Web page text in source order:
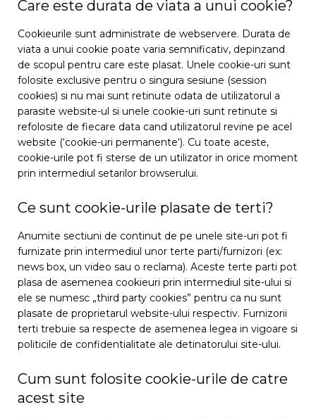
Care este durata de viata a unui cookie?
Cookieurile sunt administrate de webservere. Durata de
viata a unui cookie poate varia semnificativ, depinzand
de scopul pentru care este plasat. Unele cookie-uri sunt
folosite exclusive pentru o singura sesiune (session
cookies) si nu mai sunt retinute odata de utilizatorul a
parasite website-ul si unele cookie-uri sunt retinute si
refolosite de fiecare data cand utilizatorul revine pe acel
website (‘cookie-uri permanente‘). Cu toate aceste,
cookie-urile pot fi sterse de un utilizator in orice moment
prin intermediul setarilor browserului.
Ce sunt cookie-urile plasate de terti?
Anumite sectiuni de continut de pe unele site-uri pot fi
furnizate prin intermediul unor terte parti/furnizori (ex:
news box, un video sau o reclama). Aceste terte parti pot
plasa de asemenea cookieuri prin intermediul site-ului si
ele se numesc „third party cookies” pentru ca nu sunt
plasate de proprietarul website-ului respectiv. Furnizorii
terti trebuie sa respecte de asemenea legea in vigoare si
politicile de confidentialitate ale detinatorului site-ului.
Cum sunt folosite cookie-urile de catre
acest site